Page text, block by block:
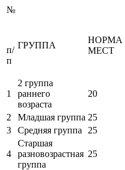
№
п/
п
ГРУППА
НОРМА
МЕСТ
1
2 группа
раннего
возраста
20
2 Младшая группа 25
3
Средняя группа 25
4
Старшая
разновозрастная
группа
25